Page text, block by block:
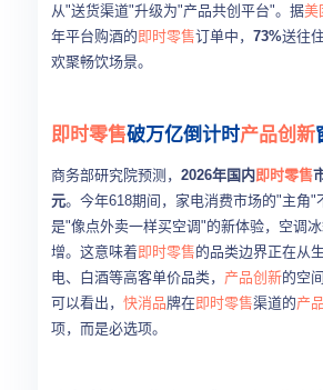
从"送货渠道"升级为"产品共创平台"。据美
年平台购酒的 即时零售订单中， 73%送往
欢聚畅饮场景。
即时零售破万亿倒计时产品创新
商务部研究院预测， 2026年国内即时零售
元。今年618期间，家电消费市场的"主角"
是"像点外卖一样买空调"的新体验，空调
增。这意味着 即时零售的品类边界正在从
电、白酒等高客单价品类， 产品创新的空
可以看出， 快消品牌在即时零售渠道的产
项，而是必选项。